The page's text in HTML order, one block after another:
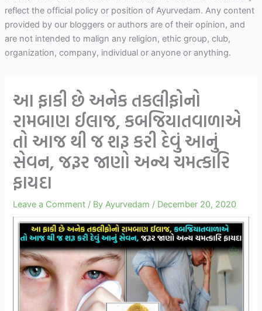
reflect the official policy or position of Ayurvedam. Any content
provided by our bloggers or authors are of their opinion, and
are not intended to malign any religion, ethic group, club,
organization, company, individual or anyone or anything.
આ ફાકી છે અનેક તકલીફોનો
રામબાણ ઈલાજ, કબજિયાતવાળાએ
તો આજ થી જ શરૂ કરી દેવું આનું
સેવન, જરૂર જાણો અન્ય ચમત્કારિ
ફાયદા
Leave a Comment / By Ayurvedam / December 20, 2020